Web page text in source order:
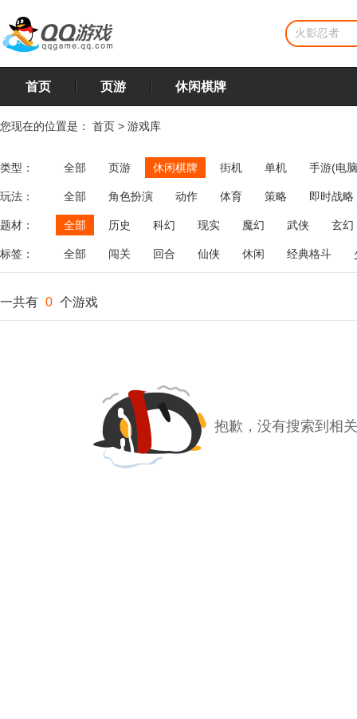
首页 页游 休闲棋牌
您现在的位置是： 首页 > 游戏库
类型： 全部 页游 休闲棋牌 街机 单机 手游(电
玩法： 全部 角色扮演 动作 体育 策略
即时战略
飞行
恋爱 第三人称射击 棋类 牌类 麻将
题材： 全部 历史 科幻 现实 魔幻 武侠 玄幻
标签： 全部 闯关 回合 仙侠 休闲 经典格斗
一共有 0 个游戏
抱歉，没有搜索到相